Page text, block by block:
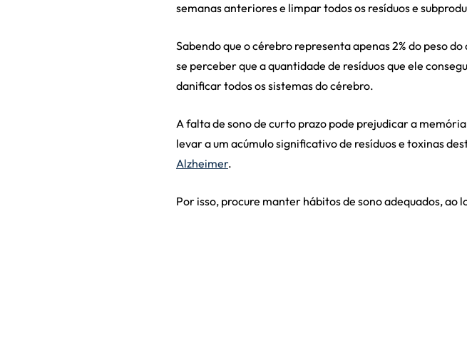
semanas anteriores e limpar todos os resíduos e
Sabendo que o cérebro representa apenas 2% do peso
se perceber que a quantidade de resíduos que ele
danificar todos os sistemas do cérebro.
A falta de sono de curto prazo pode prejudicar a
levar a um acúmulo significativo de resíduos e toxinas
Alzheimer.
Por isso, procure manter hábitos de sono adequados, ao